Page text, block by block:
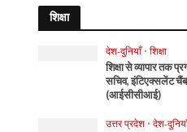
शिक्षा
देश-दुनियाँ • शिक्षा
शिक्षा से व्यापार तक
सचिव, इंटिएक्सलेंट
(आईसीसीआई)
उत्तर प्रदेश • देश-